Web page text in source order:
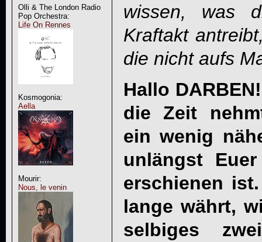
Olli & The London Radio
Pop Orchestra:
Life On Rennes
Kosmogonia:
Aella
Mourir:
Nous, le venin
wissen, was
Kraftakt
die nicht aufs
Hallo
die Zeit
ein wenig
unlängst
erschienen
lange währt,
selbiges